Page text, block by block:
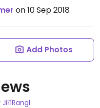
on 10 Sep 2018
Add Photos
JiříRangl